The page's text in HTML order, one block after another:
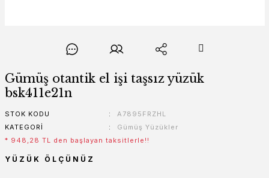
Gümüş otantik el işi taşsız yüzük
bsk411e21n
STOK KODU
A7895FRZHL
KATEGORI
Gümüş Yüzükler
* 948,28 TL den başlayan taksitlerle!!
YÜZÜK ÖLÇÜNÜZ